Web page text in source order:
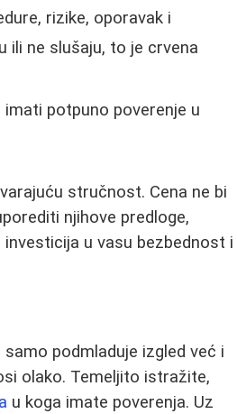
rizike, oporavak i
ili ne slušaju, to je crvena
potpuno poverenje u
stručnost. Cena ne bi
njihove predloge,
u vasu bezbednost i
podmladuje izgled već i
olako. Temeljito istražite,
u koga imate poverenja. Uz